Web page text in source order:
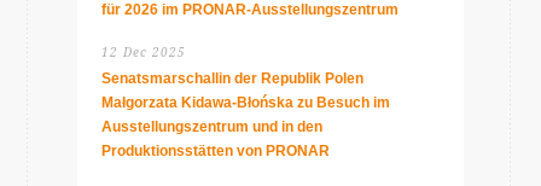
für 2026 im PRONAR-Ausstellungszentrum
12 Dec 2025
Senatsmarschallin der Republik Polen
Małgorzata Kidawa-Błońska zu Besuch im
Ausstellungszentrum und in den
Produktionsstätten von PRONAR